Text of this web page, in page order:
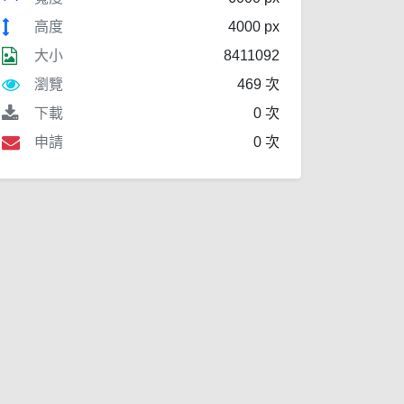
高度
4000 px
大小
8411092
瀏覽
469 次
下載
0 次
申請
0 次